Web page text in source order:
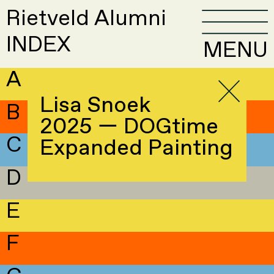
Rietveld Alumni
INDEX
MENU
A
B
C
D
E
F
Lisa Snoek
2025 — DOGtime
Expanded Painting